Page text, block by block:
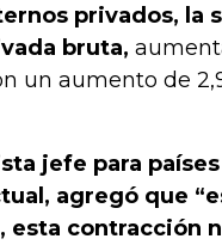
privados, la
bruta,
un aumento de
jefe para países
agregó que
esta contracción